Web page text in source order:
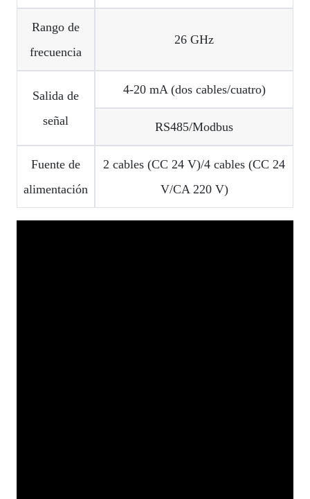
Rango de
frecuencia
26 GHz
Salida de
señal
4-20 mA (dos cables/cuatro)
RS485/Modbus
Fuente de
alimentación
2 cables (CC 24 V)/4 cables (CC 24
V/CA 220 V)